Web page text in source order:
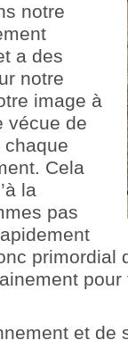
notre
a des
notre
image à
vécue de
chaque
Cela
la
pas
primordial
et de